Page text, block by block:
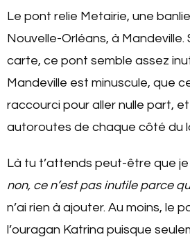
Le pont relie Metairie, une
Nouvelle-Orléans, à Mandeville.
carte, ce pont semble assez
Mandeville est minuscule, que
raccourci pour aller nulle part, et
autoroutes de chaque côté du
Là tu t’attends peut-être que je
non, ce n’est pas inutile parce
n’ai rien à ajouter. Au moins, le
l’ouragan Katrina puisque